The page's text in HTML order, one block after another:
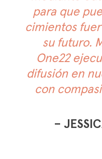
para que
cimientos
su futuro.
One22
difusión en
con
–